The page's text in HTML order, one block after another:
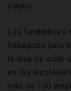
viajero.
Los fundadores
trabajando para
la idea de crear
en los
más de 150